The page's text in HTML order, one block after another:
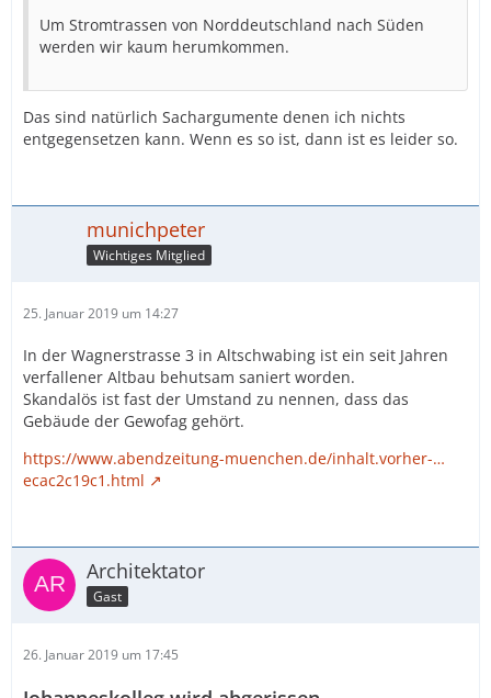
Um Stromtrassen von Norddeutschland nach Süden
werden wir kaum herumkommen.
Das sind natürlich Sachargumente denen ich nichts
entgegensetzen kann. Wenn es so ist, dann ist es leider so.
munichpeter
Wichtiges Mitglied
25. Januar 2019 um 14:27
In der Wagnerstrasse 3 in Altschwabing ist ein seit Jahren
verfallener Altbau behutsam saniert worden.
Skandalös ist fast der Umstand zu nennen, dass das
Gebäude der Gewofag gehört.
https://www.abendzeitung-muenchen.de/inhalt.vorher-…
ecac2c19c1.html
Architektator
Gast
26. Januar 2019 um 17:45